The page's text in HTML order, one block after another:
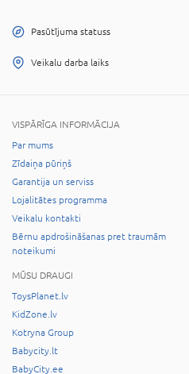
Pasūtījuma statuss
Veikalu darba laiks
VISPĀRĪGA INFORMĀCIJA
Par mums
Zīdaiņa pūriņš
Garantija un serviss
Lojalitātes programma
Veikalu kontakti
Bērnu apdrošināšanas pret traumām
noteikumi
MŪSU DRAUGI
ToysPlanet.lv
KidZone.lv
Kotryna Group
Babycity.lt
BabyCity.ee